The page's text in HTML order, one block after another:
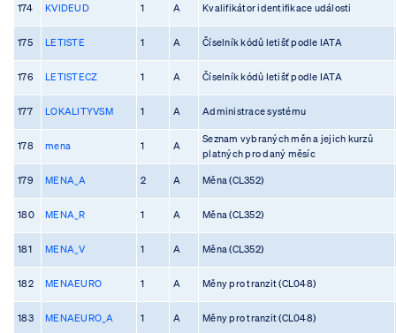
174 KVIDEUD 1 A Kvalifikátor identifikace události
175 LETISTE 1 A Číselník kódů letišť podle IATA
176 LETISTECZ 1 A Číselník kódů letišť podle IATA
177 LOKALITYVSM 1 A Administrace systému
178 mena 1 A
Seznam vybraných měn a jejich kurzů
platných pro daný měsíc
179 MENA_A 2 A Měna (CL352)
180 MENA_R 1 A Měna (CL352)
181 MENA_V 1 A Měna (CL352)
182 MENAEURO 1 A Měny pro tranzit (CL048)
183 MENAEURO_A 1 A Měny pro tranzit (CL048)